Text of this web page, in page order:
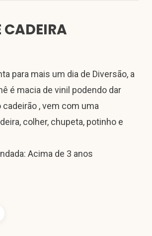
CADEIRA
para mais um dia de Diversão, a
é macia de vinil podendo dar
, vem com uma
colher, chupeta, potinho e
Acima de 3 anos